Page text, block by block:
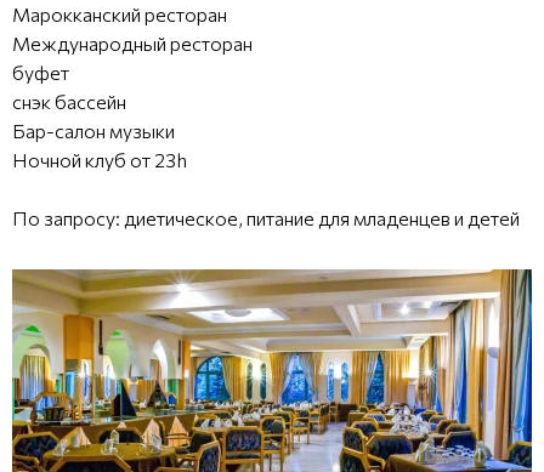
Марокканский ресторан
Международный ресторан
буфет
снэк бассейн
Бар-салон музыки
Ночной клуб от 23h
По запросу: диетическое, питание для младенцев и детей